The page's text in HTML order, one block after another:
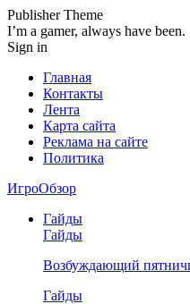
Publisher Theme
I’m a gamer, always have been.
Sign in
Главная
Контакты
Лента
Карта сайта
Реклама на сайте
Политика
ИгроОбзор
Гайды
Гайды
Возбуждающий
Гайды